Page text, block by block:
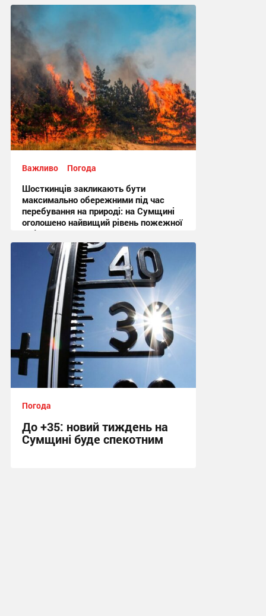
15:36 вчора
Важливо Погода
Шосткинців закликають бути
максимально обережними під час
перебування на природі: на Сумщині
оголошено найвищий рівень пожежної
небезпеки
10:27 вчора
Погода
До +35: новий тиждень на
Сумщині буде спекотним